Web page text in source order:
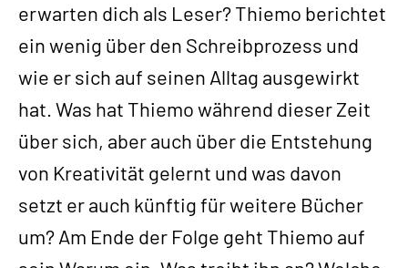
erwarten dich als Leser? Thiemo berichtet
ein wenig über den Schreibprozess und
wie er sich auf seinen Alltag ausgewirkt
hat. Was hat Thiemo während dieser Zeit
über sich, aber auch über die Entstehung
von Kreativität gelernt und was davon
setzt er auch künftig für weitere Bücher
um? Am Ende der Folge geht Thiemo auf